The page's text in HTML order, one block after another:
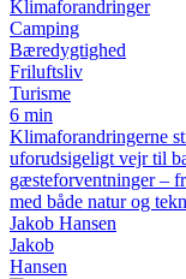
Klimaforandringer
Camping
Bæredygtighed
Friluftsliv
Turisme
6 min
Klimaforandringerne
uforudsigeligt vejr til
gæsteforventninger –
med både natur og
Jakob Hansen
Jakob
Hansen